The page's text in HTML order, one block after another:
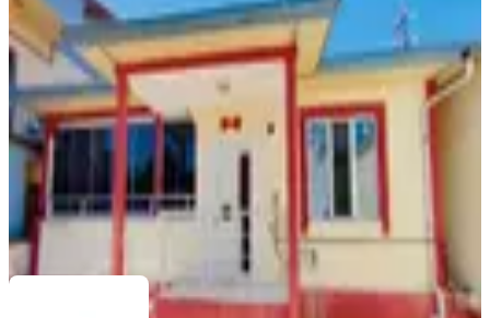
Dulkadiroğlu, Eyüp Sultan Mahallesi
2+1·135 m²·01.08.2026
4.250.000 ₺
Germenicia GayrimenkulCelalettin Yarpuz
Ara